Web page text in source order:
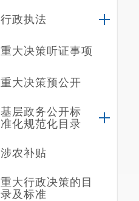
行政执法
重大决策听证事项
重大决策预公开
基层政务公开标
准化规范化目录
涉农补贴
重大行政决策的目
录及标准